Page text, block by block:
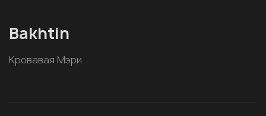
Bakhtin
Кровавая Мэри